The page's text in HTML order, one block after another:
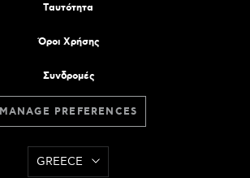
Tαυτότητα
Όροι Χρήσης
Συνδρομές
MANAGE PREFERENCES
GREECE